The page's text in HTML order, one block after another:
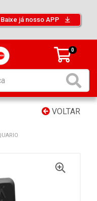
Baixe já nosso APP
0
VOLTAR